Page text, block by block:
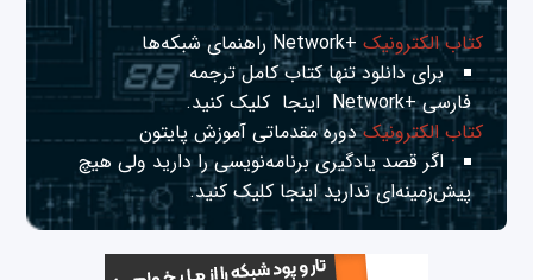
کتاب الکترونیک+Network راهنمای شبکه‌ها
برای دانلود تنها کتاب کامل ترجمه
فارسی +Network
اینجا کلیک کنید.
کتاب الکترونیکدوره مقدماتی آموزش پایتون
اگر قصد یادگیری برنامه‌نویسی را دارید ولی هیچ
پیش‌زمینه‌ای نداریداینجا کلیک کنید.